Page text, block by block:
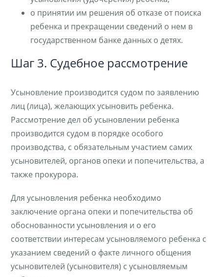
о принятии им решения об отказе от поиска
ребенка и прекращении сведений о нем в
государственном банке данных о детях.
Шаг 3. Судебное рассмотрение
Усыновление производится судом по заявлению
лиц (лица), желающих усыновить ребенка.
Рассмотрение дел об усыновлении ребенка
производится судом в порядке особого
производства, с обязательным участием самих
усыновителей, органов опеки и попечительства, а
также прокурора.
Для усыновления ребенка необходимо
заключение органа опеки и попечительства об
обоснованности усыновления и о его
соответствии интересам усыновляемого ребенка с
указанием сведений о факте личного общения
усыновителей (усыновителя) с усыновляемым